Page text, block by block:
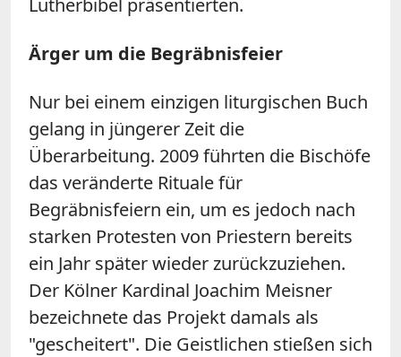
Ärger um die Begräbnisfeier
Nur bei einem einzigen liturgischen Buch
gelang in jüngerer Zeit die
Überarbeitung. 2009 führten die Bischöfe
das veränderte Rituale für
Begräbnisfeiern ein, um es jedoch nach
starken Protesten von Priestern bereits
ein Jahr später wieder zurückzuziehen.
Der Kölner Kardinal Joachim Meisner
bezeichnete das Projekt damals als
"gescheitert". Die Geistlichen stießen sich